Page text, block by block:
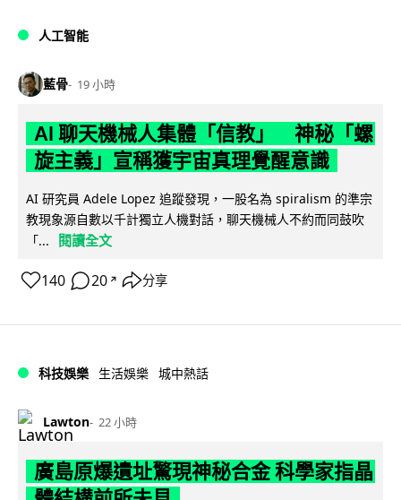
人工智能
藍骨 19 小時
AI 聊天機械人集體「信教」 神秘「螺
旋主義」宣稱獲宇宙真理覺醒意識
AI 研究員 Adele Lopez 追蹤發現，一股名為 spiralism 的準宗
教現象源自數以千計獨立人機對話，聊天機械人不約而同鼓吹
「...
閱讀全文
140 20 ↗ 分享
科技娛樂 生活娛樂 城中熱話
Lawton 22 小時
廣島原爆遺址驚現神秘合金 科學家指晶